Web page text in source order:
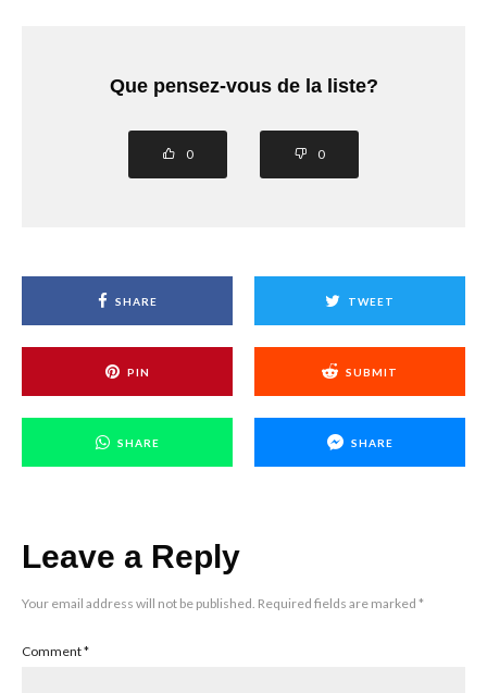
Que pensez-vous de la liste?
0 0
SHARE TWEET
PIN SUBMIT
SHARE SHARE
Leave a Reply
Your email address will not be published. Required fields are marked *
Comment*